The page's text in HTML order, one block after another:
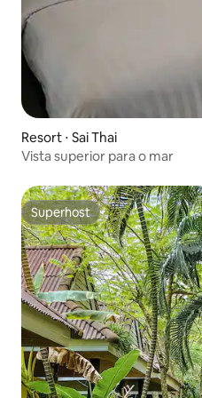
Resort ⋅ Sai Thai
Vista superior para o mar
Superhost
Superhost